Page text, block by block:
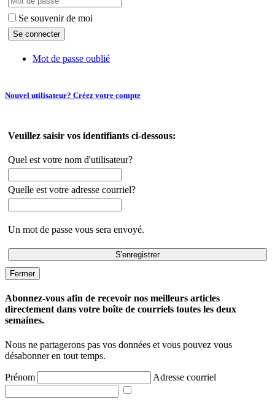
Se souvenir de moi
Mot de passe oublié
Nouvel utilisateur? Créez votre compte
Veuillez saisir vos identifiants ci-dessous:
Quel est votre nom d'utilisateur?
Quelle est votre adresse courriel?
Un mot de passe vous sera envoyé.
Fermer
Abonnez-vous afin de recevoir nos meilleurs articles
directement dans votre boîte de courriels toutes les deux
semaines.
Nous ne partagerons pas vos données et vous pouvez vous
désabonner en tout temps.
Prénom Adresse courriel